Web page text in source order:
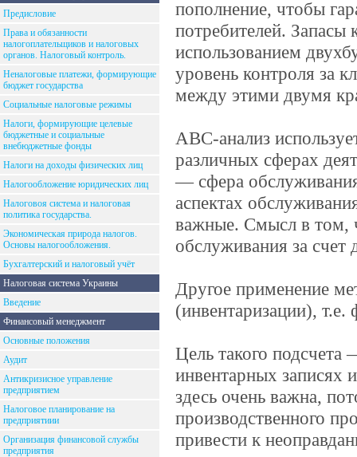
Предисловие
Права и обязанности
налогоплательщиков и налоговых
органов. Налоговый контроль.
Неналоговые платежи, формирующие
бюджет государства
Социальные налоговые режимы
Налоги, формирующие целевые
бюджетные и социальные
внебюджетные фонды
Налоги на доходы физических лиц
Налогообложение юридических лиц
Налоговоя система и налоговая
политика государства.
Экономическая природа налогов.
Основы налогообложения.
Бухгалтерский и налоговый учёт
Налоговая система Украины
Введение
Финансовый менеджмент
Основные положения
Аудит
Антикризисное управление
предприятием
Налоговое планирование на
предприятиии
Организация финансовой службы
предприятия
пополнение, чтобы
потребителей. Запасы
использованием
уровень контроля за
между этими двумя
АBC-анализ
различных сферах
— сфера
аспектах
важные. Смысл в том,
обслуживания за счет
Другое применение
(инвентаризации), т.е.
Цель такого подсчета
инвентарных записях
здесь очень важна,
производственного
привести к